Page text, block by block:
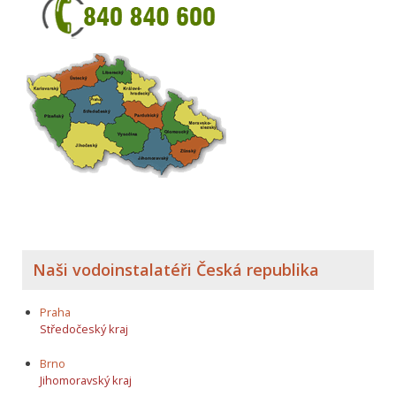
Naši vodoinstalatéři Česká republika
Praha
Středočeský kraj
Brno
Jihomoravský kraj